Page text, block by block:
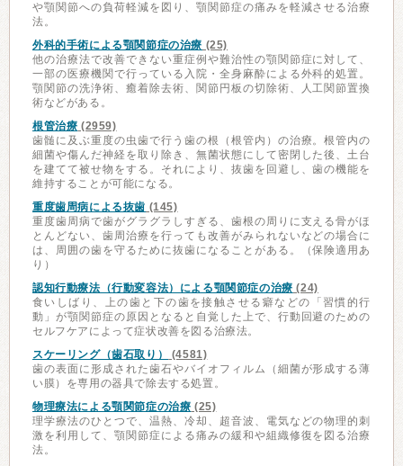
や顎関節への負荷軽減を図り、顎関節症の痛みを軽減させる治療
法。
外科的手術による顎関節症の治療 (25)
他の治療法で改善できない重症例や難治性の顎関節症に対して、
一部の医療機関で行っている入院・全身麻酔による外科的処置。
顎関節の洗浄術、癒着除去術、関節円板の切除術、人工関節置換
術などがある。
根管治療 (2959)
歯髄に及ぶ重度の虫歯で行う歯の根（根管内）の治療。根管内の
細菌や傷んだ神経を取り除き、無菌状態にして密閉した後、土台
を建てて被せ物をする。それにより、抜歯を回避し、歯の機能を
維持することが可能になる。
重度歯周病による抜歯 (145)
重度歯周病で歯がグラグラしすぎる、歯根の周りに支える骨がほ
とんどない、歯周治療を行っても改善がみられないなどの場合に
は、周囲の歯を守るために抜歯になることがある。（保険適用あ
り）
認知行動療法（行動変容法）による顎関節症の治療 (24)
食いしばり、上の歯と下の歯を接触させる癖などの「習慣的行
動」が顎関節症の原因となると自覚した上で、行動回避のための
セルフケアによって症状改善を図る治療法。
スケーリング（歯石取り）
(4581)
歯の表面に形成された歯石やバイオフィルム（細菌が形成する薄
い膜）を専用の器具で除去する処置。
物理療法による顎関節症の治療 (25)
理学療法のひとつで、温熱、冷却、超音波、電気などの物理的刺
激を利用して、顎関節症による痛みの緩和や組織修復を図る治療
法。